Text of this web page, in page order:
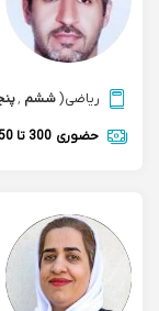
ریاضی(ششم ,
حضوری 300 تا 350 هزارتومان